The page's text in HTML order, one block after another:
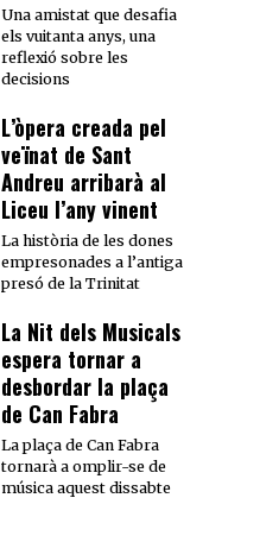
Una amistat que desafia
els vuitanta anys, una
reflexió sobre les
decisions
L’òpera creada pel
veïnat de Sant
Andreu arribarà al
Liceu l’any vinent
La història de les dones
empresonades a l’antiga
presó de la Trinitat
La Nit dels Musicals
espera tornar a
desbordar la plaça
de Can Fabra
La plaça de Can Fabra
tornarà a omplir-se de
música aquest dissabte